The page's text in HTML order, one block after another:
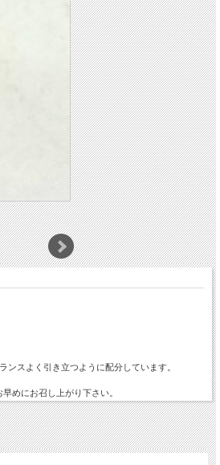
スよく引き立つように配分しています。
めにお召し上がり下さい。